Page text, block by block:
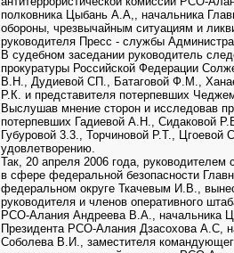
полковника Цыбань А.А,, начальника
обороны, чрезвычайным ситуациям и
руководителя Пресс - службы
В судебном заседании руководитель
прокуратуры Российской Федерации
В.Н., Дудиевой СП., Батаговой Ф.М.,
Р.К. и представителя потерпевших
Выслушав мнение сторон и исследовав
потерпевших Гадиевой А.Н., Сидаковой
Губуровой 3.3., Торчиновой Р.Т.,
удовлетворению.
Так, 20 апреля 2006 года,
в сфере федеральной безопасности
федеральном округе Ткачевым И.В.,
руководителя и членов оперативного
РСО-Алания Андреева В.А.,
Президента РСО-Алания Дзасохова
Соболева В.И., заместителя